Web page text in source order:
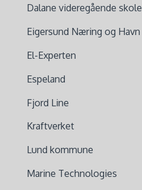
Dalane videregående skole
Eigersund Næring og Havn
El-Experten
Espeland
Fjord Line
Kraftverket
Lund kommune
Marine Technologies